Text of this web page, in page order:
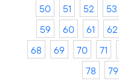
50
51 52 53
59
60 61 62
68
69 70 71
78
79